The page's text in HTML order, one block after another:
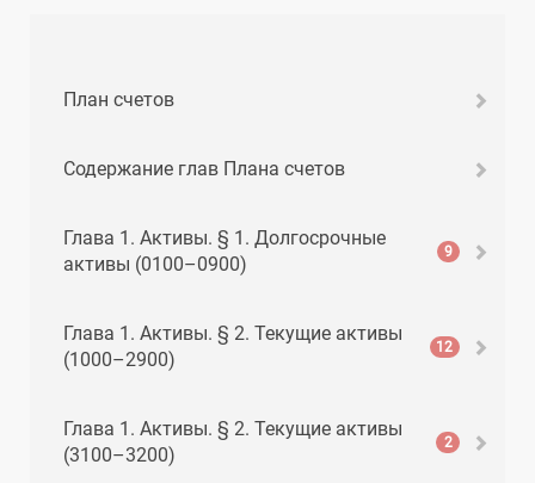
План счетов
Содержание глав Плана счетов
Глава 1. Активы. § 1. Долгосрочные
активы (0100–0900)
9
Глава 1. Активы. § 2. Текущие активы
(1000–2900)
12
Глава 1. Активы. § 2. Текущие активы
(3100–3200)
2